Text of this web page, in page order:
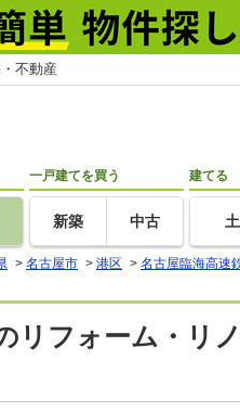
不動産
一戸建てを買う
新築 中古
建てる
> 名古屋市 > 港区 > 名古屋臨海高速
リフォーム・リ